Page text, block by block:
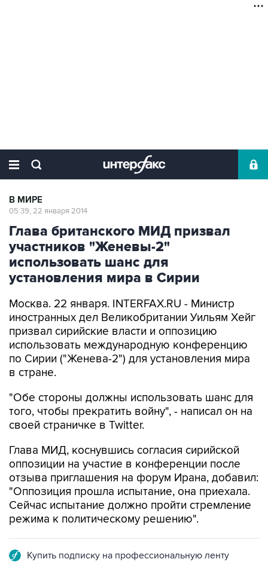
В МИРЕ
05:39, 22 января 2014
Глава британского МИД призвал
участников "Женевы-2"
использовать шанс для
установления мира в Сирии
Москва. 22 января. INTERFAX.RU - Министр
иностранных дел Великобритании Уильям Хейг
призвал сирийские власти и оппозицию
использовать международную конференцию
по Сирии ("Женева-2") для установления мира
в стране.
"Обе стороны должны использовать шанс для
того, чтобы прекратить войну", - написал он на
своей страничке в Twitter.
Глава МИД, коснувшись согласия сирийской
оппозиции на участие в конференции после
отзыва приглашения на форум Ирана, добавил:
"Оппозиция прошла испытание, она приехала.
Сейчас испытание должно пройти стремление
режима к политическому решению".
Купить подписку на профессиональную ленту